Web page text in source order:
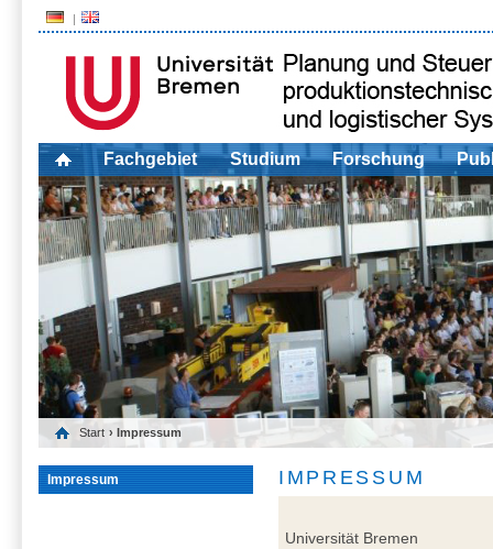
Fachgebiet Studium Forschung
Start › Impressum
Impressum IMPRESSUM
Universität Bremen